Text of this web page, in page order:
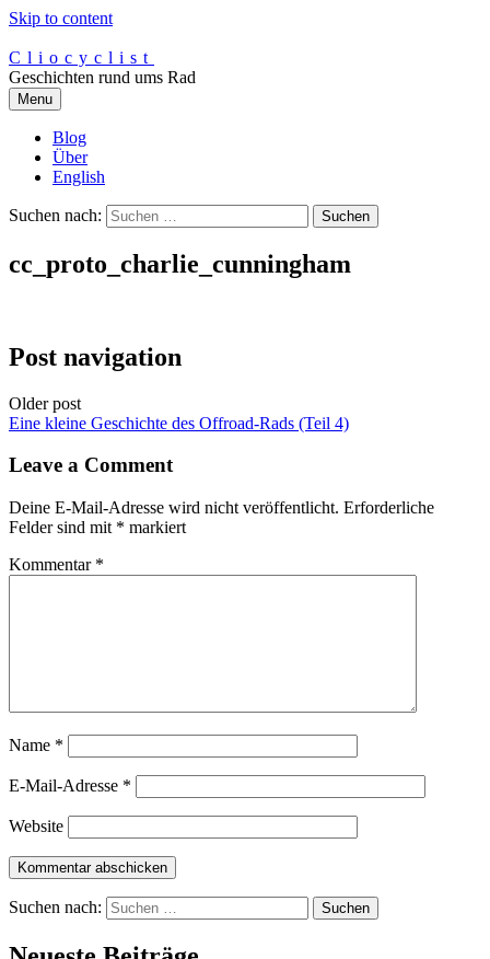
Skip to content
Cliocyclist
Geschichten rund ums Rad
Menu
Blog
Über
English
Suchen nach:
cc_proto_charlie_cunningham
Post navigation
Older post
Eine kleine Geschichte des Offroad-Rads (Teil 4)
Leave a Comment
Deine E-Mail-Adresse wird nicht veröffentlicht. Erforderliche
Felder sind mit * markiert
Kommentar *
Name *
E-Mail-Adresse *
Website
Suchen nach: